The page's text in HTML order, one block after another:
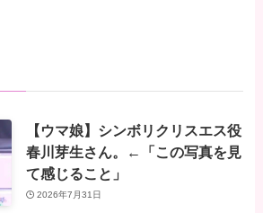
【ウマ娘】シンボリクリスエス役
春川芽生さん。←「この写真を見
て感じること」
2026年7月31日